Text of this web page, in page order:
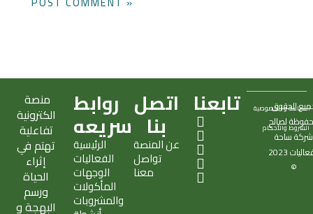
منصة
الكترونية
تفاعلية
تهتم في
إثراء
الحياة
ورسم
البهجة و
روابط
سريعه
الرئيسية
الفعاليات
الوجهات
المأكولات
والمشروبات
اتصل
بنا
عن المنصة
تواصل
معنا
تابعنا
X
-
t
w
i
t
S
n
a
p
c
h
T
i
k
t
o
k
I
n
s
t
a
g
E
n
v
e
l
o
السياسة و الخصوصية
الشروط والأحكام
الحقوق
لصالح
شركةساحة
2023
©